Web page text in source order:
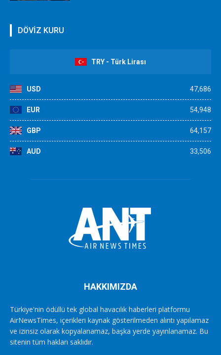
DÖVİZ KURU
TRY - Türk Lirası
USD 47,686
EUR 54,948
GBP 64,157
AUD 33,506
HAKKIMIZDA
Türkiye'nin ödüllü tek global havacılık haberleri platformu
AirNewsTimes, içerikleri kaynak gösterilmeden alıntı yapılamaz
ve izinsiz olarak kopyalanamaz, başka yerde yayınlanamaz. Bu
sitenin tüm hakları saklıdır.